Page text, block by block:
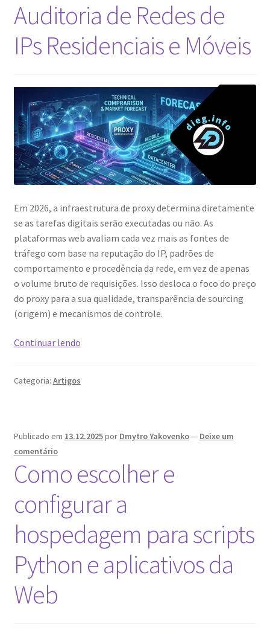
Auditoria de Redes de
IPs Residenciais e Móveis
Em 2026, a infraestrutura de proxy determina diretamente
se as tarefas digitais serão executadas ou não. As
plataformas web avaliam cada vez mais as fontes de
tráfego com base na reputação do IP, padrões de
comportamento e procedência da rede, em vez de apenas
o volume bruto de requisições. Isso desloca o foco do preço
do proxy para a sua qualidade, transparência de sourcing
(origem) e mecanismos de controle.
Continuar lendoComparativo
de
de
IPs
e
Móveis
Categoria: Artigos
Publicado em 13.12.2025por Dmytro Yakovenko— Deixe um
comentário
Como escolher e
configurar a
hospedagem para scripts
Python e aplicativos da
Web